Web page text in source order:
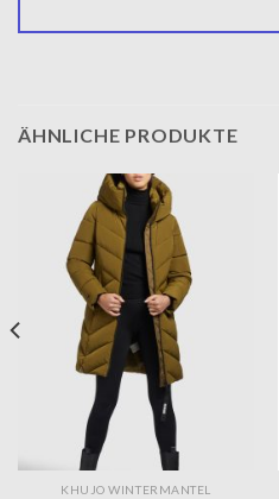
ÄHNLICHE PRODUKTE
KHUJO WINTERMANTEL